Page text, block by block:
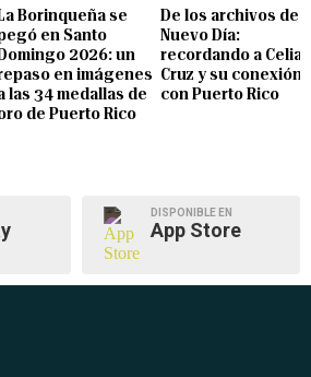
Borinqueña se
en Santo
2026: un
en imágenes
las 34 medallas de
de Puerto Rico
De los archivos de
Nuevo Día:
recordando a Celia
Cruz y su conexión
con Puerto Rico
DISPONIBLE EN
App Store